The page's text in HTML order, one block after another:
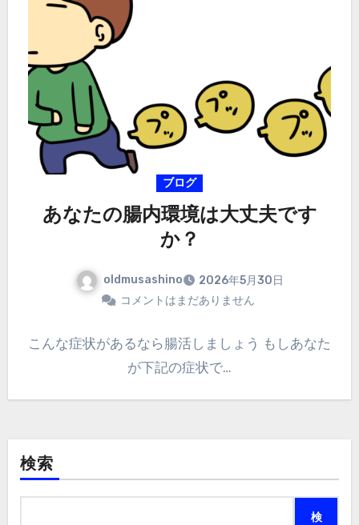
ブログ
あなたの腸内環境は大丈夫です
か？
oldmusashino
2026年5月30日
コメントはまだありません
こんな症状があるなら腸活しましょう もしあなた
が下記の症状で…
検索
検